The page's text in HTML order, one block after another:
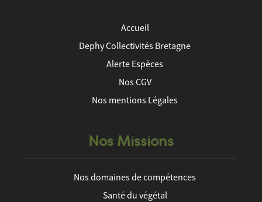
Accueil
Dephy Collectivités Bretagne
Alerte Espèces
Nos CGV
Nos mentions Légales
Nos Missions
Nos domaines de compétences
Santé du végétal